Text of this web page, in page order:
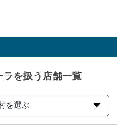
を扱う店舗一覧
を選ぶ